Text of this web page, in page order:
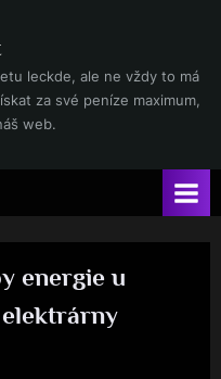
leckde, ale ne vždy to má
za své peníze maximum,
web.
energie u